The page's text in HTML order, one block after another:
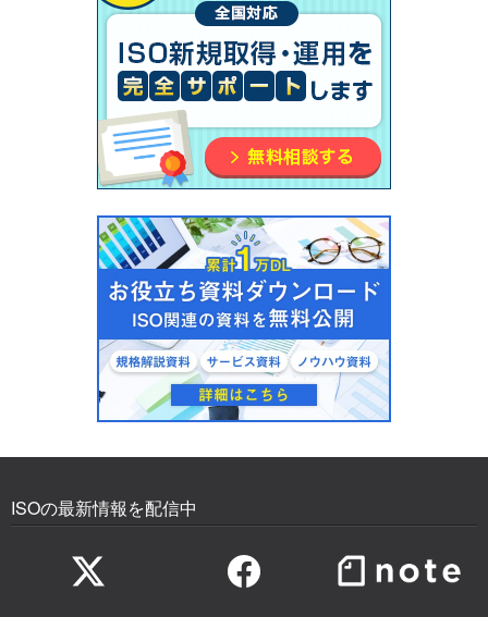
ISOの最新情報を配信中